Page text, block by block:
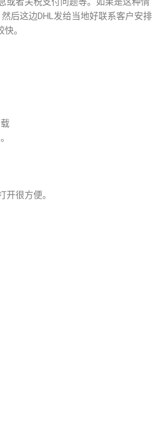
后这边DHL发给当地好联系客户安排
。
很方便。